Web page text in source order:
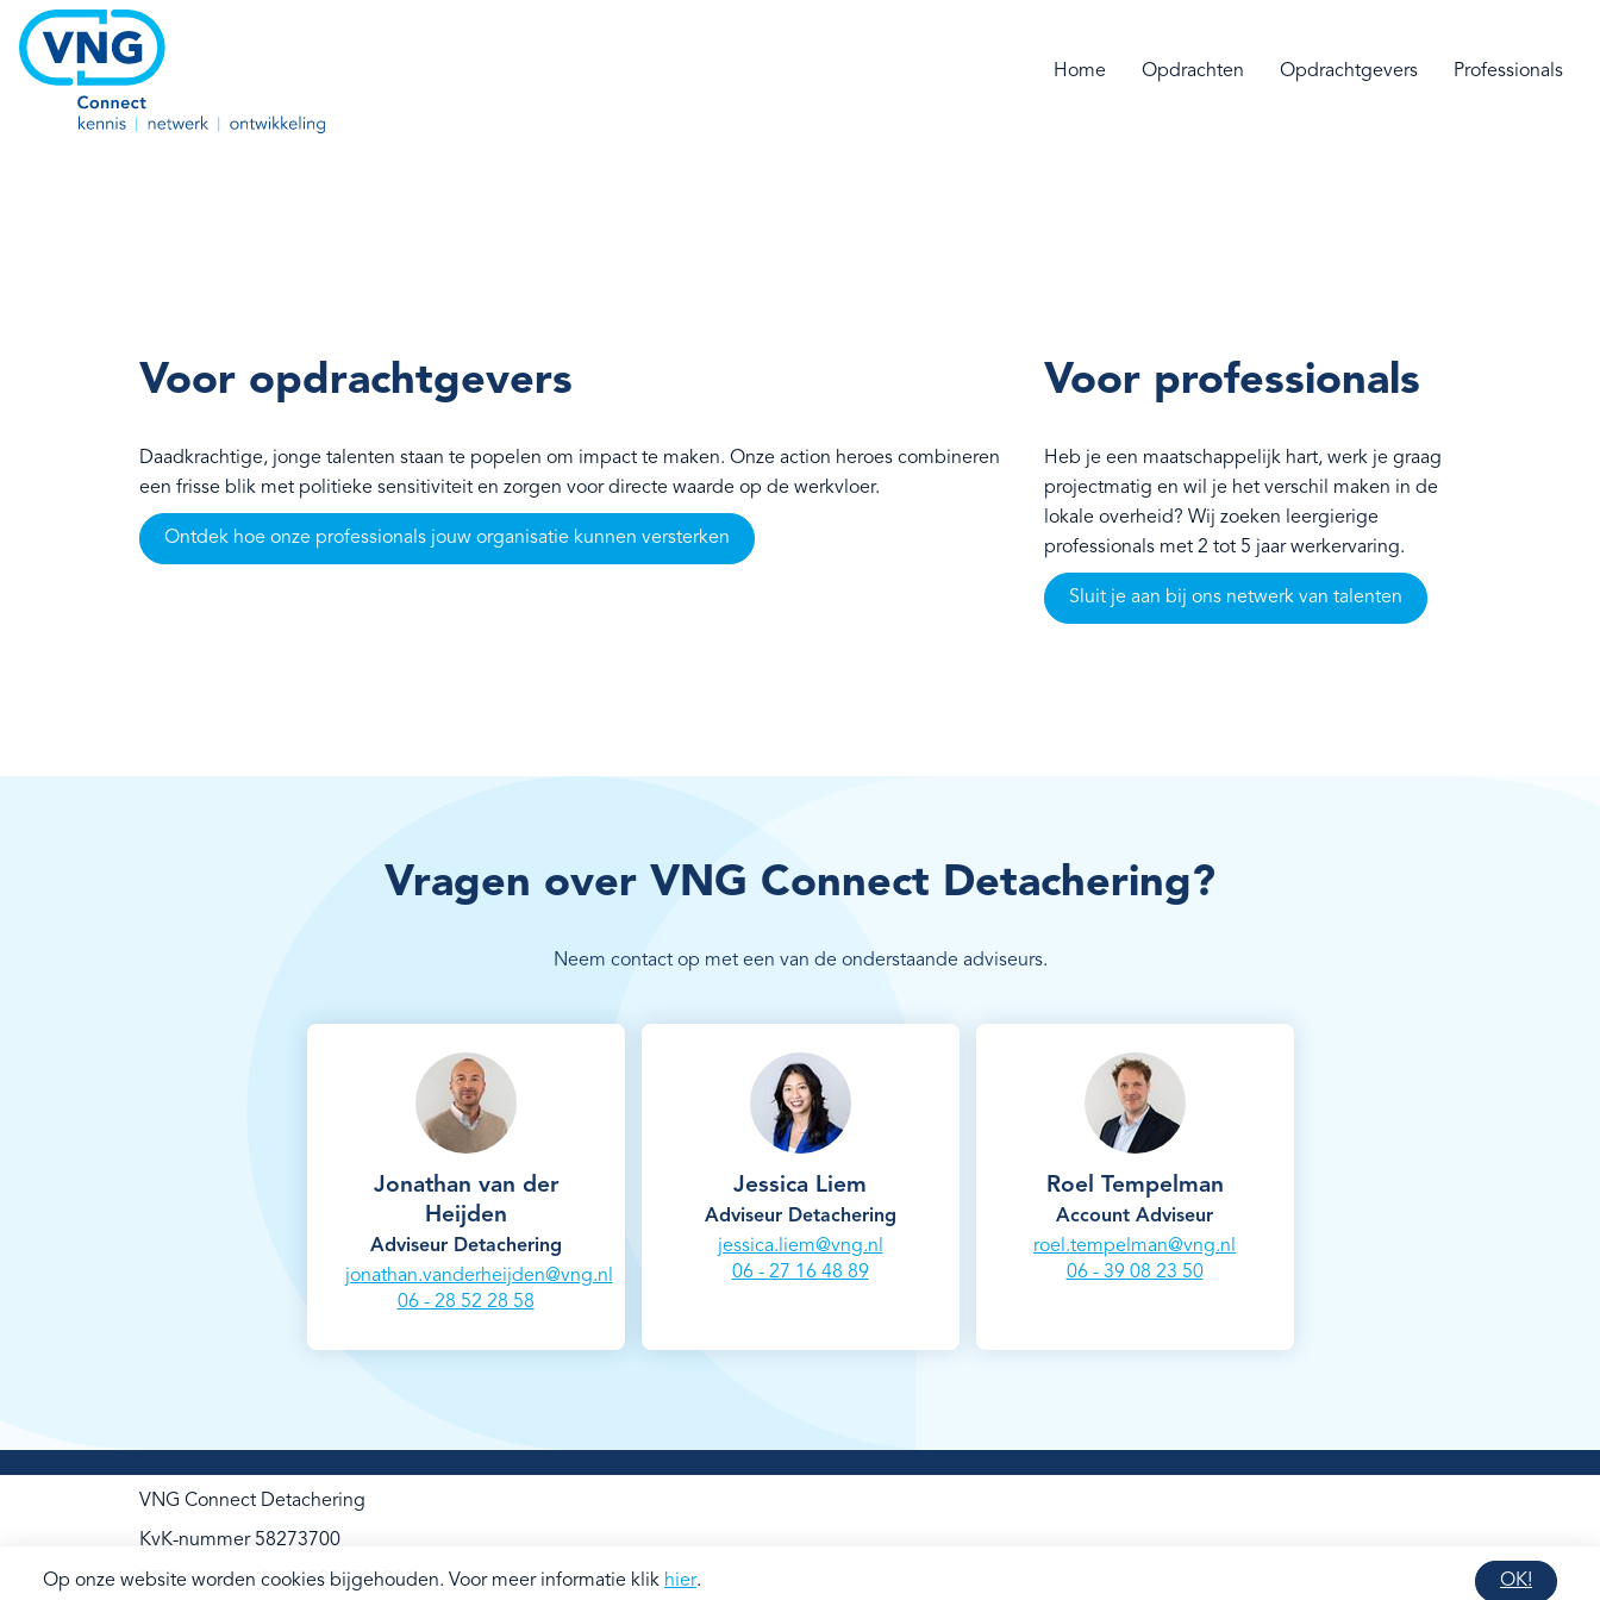
Home Opdrachten Opdrachtgevers Professionals
Voor opdrachtgevers
Daadkrachtige, jonge talenten staan te popelen om impact te maken. Onze action heroes combineren
een frisse blik met politieke sensitiviteit en zorgen voor directe waarde op de werkvloer.
Ontdek hoe onze professionals jouw organisatie kunnen versterken
Voor professionals
Heb je een maatschappelijk hart, werk je graag
projectmatig en wil je het verschil maken in de
lokale overheid? Wij zoeken leergierige
professionals met 2 tot 5 jaar werkervaring.
Sluit je aan bij ons netwerk van talenten
Vragen over VNG Connect Detachering?
Neem contact op met een van de onderstaande adviseurs.
Jonathan van der
Heijden
Adviseur Detachering
jonathan.vanderheijden@vng.nl
06 - 28 52 28 58
Jessica Liem
Adviseur Detachering
jessica.liem@vng.nl
06 - 27 16 48 89
Roel Tempelman
Account Adviseur
roel.tempelman@vng.nl
06 - 39 08 23 50
VNG Connect Detachering
KvK-nummer 58273700
BTW-nummer NL852958018B01
Op onze website worden cookies bijgehouden. Voor meer informatie klik hier. OK!